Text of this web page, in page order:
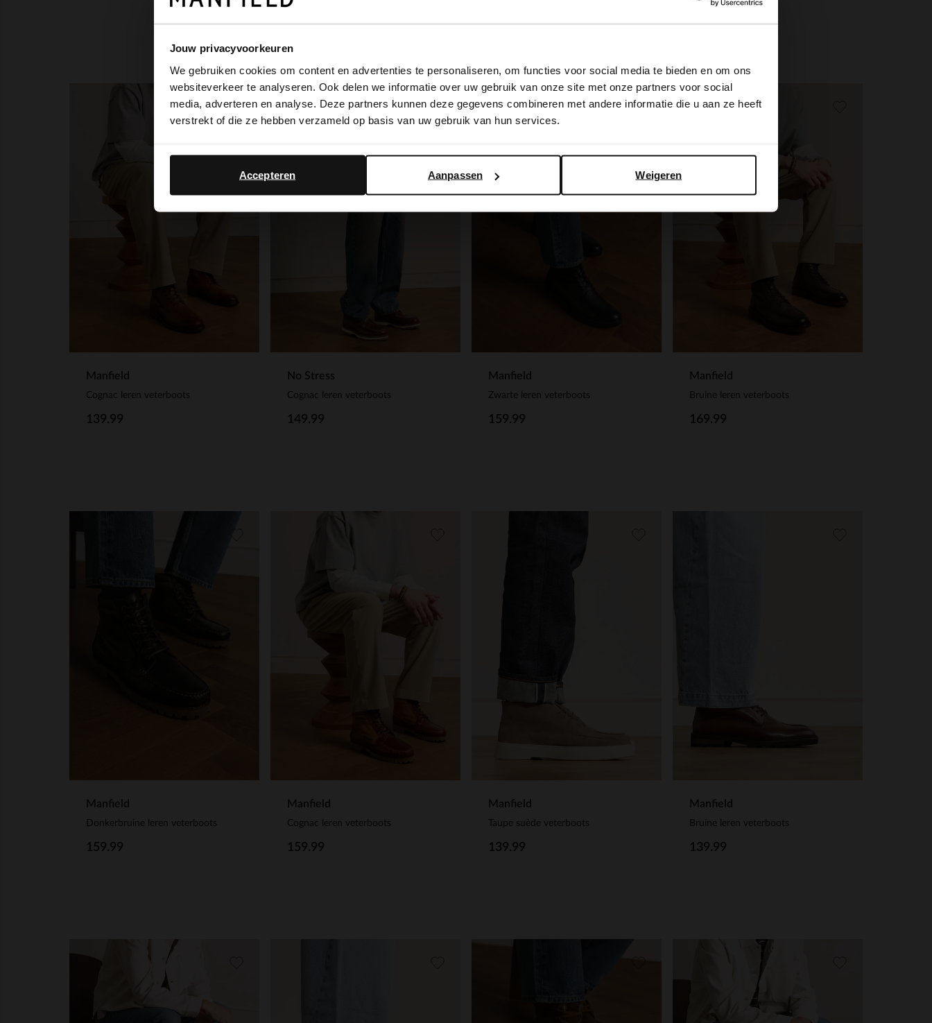
Jouw privacyvoorkeuren
We gebruiken cookies om content en advertenties te personaliseren, om functies voor social media te bieden en om ons
websiteverkeer te analyseren. Ook delen we informatie over uw gebruik van onze site met onze partners voor social
media, adverteren en analyse. Deze partners kunnen deze gegevens combineren met andere informatie die u aan ze heeft
verstrekt of die ze hebben verzameld op basis van uw gebruik van hun services.
Weigeren
Aanpassen
Accepteren
Manfield
Cognac leren veterboots
139.99
No Stress
Cognac leren veterboots
149.99
Manfield
Zwarte leren veterboots
159.99
Manfield
Bruine leren veterboots
169.99
Manfield
Donkerbruine leren veterboots
159.99
Manfield
Cognac leren veterboots
159.99
Manfield
Taupe suède veterboots
139.99
Manfield
Bruine leren veterboots
139.99
×
It looks like your language isn't Dutch. Would you like to